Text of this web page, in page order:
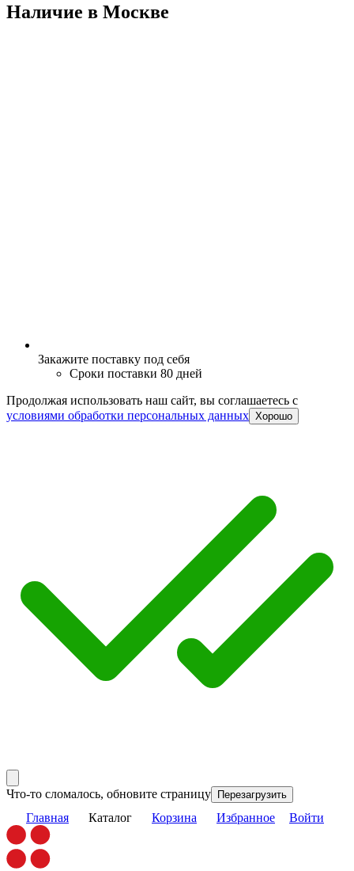
Наличие в Москвe
Закажите поставку под себя
Сроки поставки 80 дней
Продолжая использовать наш сайт, вы соглашаетесь c
условиями обработки персональных данных Хорошо
Что-то сломалось, обновите страницу Перезагрузить
Главная Каталог Корзина Избранное Войти